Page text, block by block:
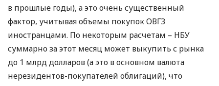
в прошлые годы), а это очень существенный
фактор, учитывая объемы покупокОВГЗ
иностранцами. По некоторым расчетам – НБУ
суммарно за этот месяц может выкупить с рынка
до 1 млрд долларов (а это в основном валюта
нерезидентов-покупателей облигаций), что